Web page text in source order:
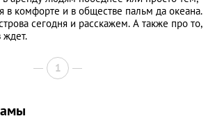
в комфорте и в обществе пальм да океана.
сегодня и расскажем. А также про то,
ждет.
1